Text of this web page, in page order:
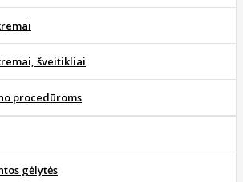
šveitikliai
procedūroms
gėlytės